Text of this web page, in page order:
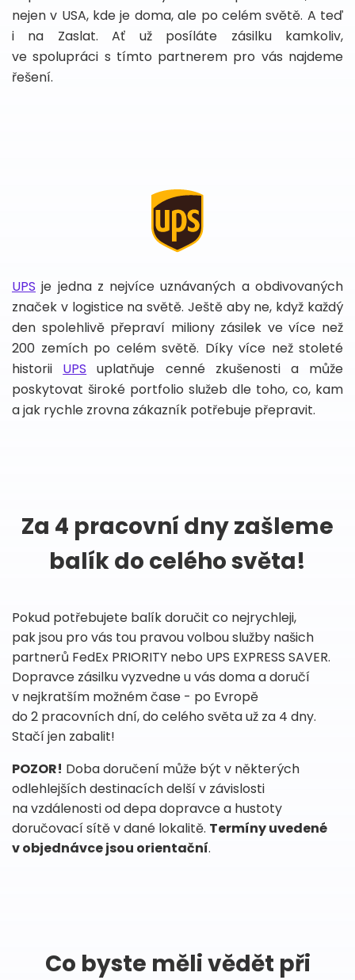
nejen v USA, kde je doma, ale po celém světě. A teď
i na Zaslat. Ať už posíláte zásilku kamkoliv,
ve spolupráci s tímto partnerem pro vás najdeme
řešení.
UPS je jedna z nejvíce uznávaných a obdivovaných
značek v logistice na světě. Ještě aby ne, když každý
den spolehlivě přepraví miliony zásilek ve více než
200 zemích po celém světě. Díky více než stoleté
historii UPS uplatňuje cenné zkušenosti a může
poskytovat široké portfolio služeb dle toho, co, kam
a jak rychle zrovna zákazník potřebuje přepravit.
Za 4 pracovní dny zašleme
balík do celého světa!
Pokud potřebujete balík doručit co nejrychleji,
pak jsou pro vás tou pravou volbou služby našich
partnerů FedEx PRIORITY nebo UPS EXPRESS SAVER.
Dopravce zásilku vyzvedne u vás doma a doručí
v nejkratším možném čase - po Evropě
do 2 pracovních dní, do celého světa už za 4 dny.
Stačí jen zabalit!
POZOR! Doba doručení může být v některých
odlehlejších destinacích delší v závislosti
na vzdálenosti od depa dopravce a hustoty
doručovací sítě v dané lokalitě. Termíny uvedené
v objednávce jsou orientační.
Co byste měli vědět při